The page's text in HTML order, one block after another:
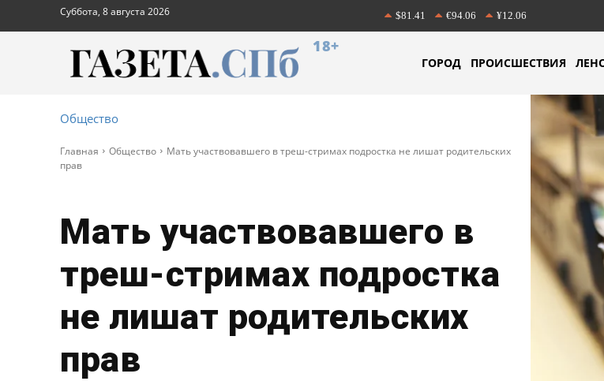
Суббота, 8 августа 2026 $81.41 €94.06 ¥12.06
18+
ГОРОД ПРОИСШЕСТВИЯ
Общество
Главная Общество
Мать участвовавшего в треш-стримах подростка не лишат родительских
прав
Мать участвовавшего в
треш-стримах подростка
не лишат родительских
прав